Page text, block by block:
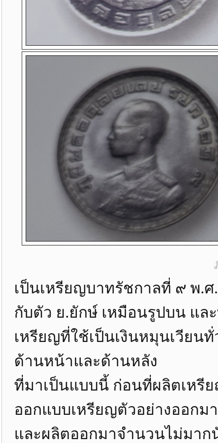
เป็นเหรียญบาทรัชกาลที่ ๙ พ.
กับตัว ย.ยักษ์ เหมือนรูปบน แ
เหรียญที่ใช้เป็นเงินหมุนเวียน
ด้านหน้าและด้านหลัง
ที่มาเป็นแบบนี้ ก่อนที่ผลิตเหรี
ออกแบบเหรียญตัวอย่างออก
และผลิตออกมาจำนวนไม่มาก